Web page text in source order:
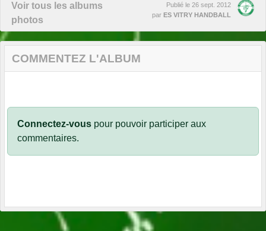
Voir tous les albums
photos
Publié le 26 sept. 2012
par ES VITRY HANDBALL
COMMENTEZ L'ALBUM
Connectez-vous pour pouvoir participer aux
commentaires.